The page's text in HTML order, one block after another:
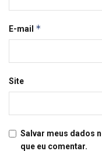
E-mail *
Site
Salvar meus dados
que eu comentar.